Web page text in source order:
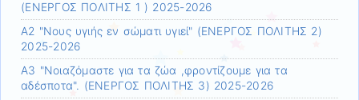
(ΕΝΕΡΓΟΣ ΠΟΛΙΤΗΣ 1 ) 2025-2026
Α2 "Νους υγιής εν σώματι υγιεί" (ΕΝΕΡΓΟΣ ΠΟΛΙΤΗΣ 2)
2025-2026
Α3 "Νοιαζόμαστε για τα ζώα ,φροντίζουμε για τα
αδέσποτα". (ΕΝΕΡΓΟΣ ΠΟΛΙΤΗΣ 3) 2025-2026